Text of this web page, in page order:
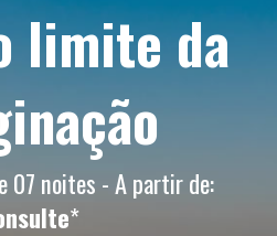
limite da
07 noites - A partir de:
*